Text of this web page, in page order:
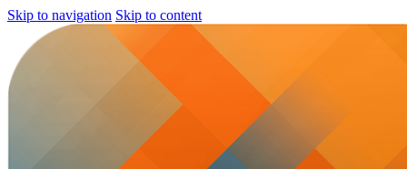
Skip to navigation Skip to content